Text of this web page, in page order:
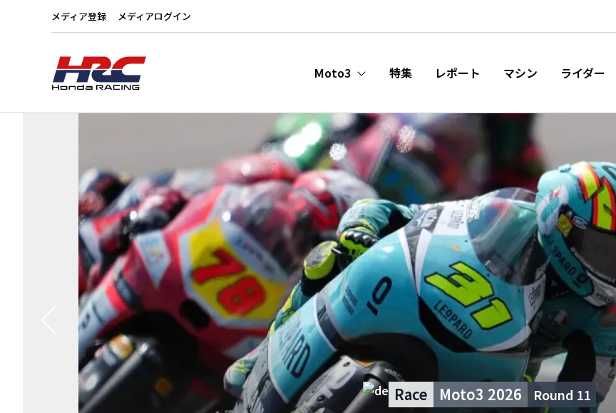
メディア登録 メディアログイン
Moto3 特集 レポート マシン ライダー